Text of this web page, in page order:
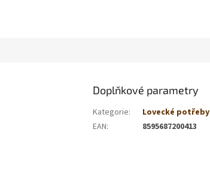
Doplňkové parametry
Kategorie:
Lovecké potřeby
EAN: 8595687200413